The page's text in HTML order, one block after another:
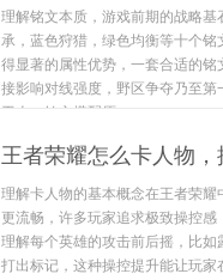
理解铭文本质，游戏前期的战略
承，蓝色狩猎，绿色均衡等十个
得显著的属性优势，一套合适的
接影响对线强度，野区争夺乃至
于人。铭文搭配原...
王者荣耀怎么卡人物
理解卡人物的基本概念在王者荣
更流畅，许多玩家追求极致操控
理解每个英雄的攻击前后摇，比
打出标记，这种操控提升能让玩家